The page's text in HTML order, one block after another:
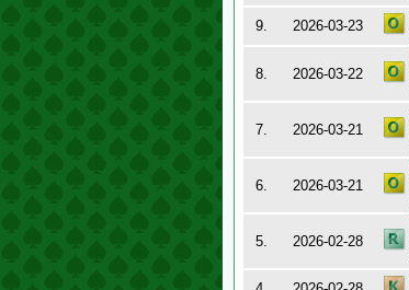
9. 2026-03-23
8. 2026-03-22
7. 2026-03-21
6. 2026-03-21
5. 2026-02-28